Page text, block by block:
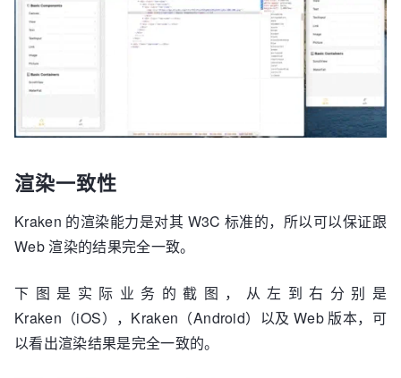
渲染一致性
Kraken 的渲染能力是对其 W3C 标准的，所以可以保证跟
Web 渲染的结果完全一致。
下图是实际业务的截图，从左到右分别是
Kraken（iOS），Kraken（Android）以及 Web 版本，可
以看出渲染结果是完全一致的。